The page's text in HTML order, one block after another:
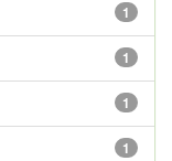
1
1
1
1